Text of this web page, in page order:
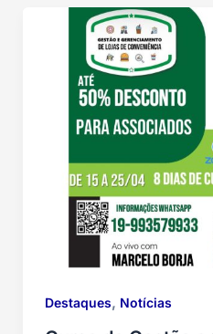
Destaques, Notícias